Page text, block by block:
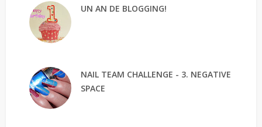
UN AN DE BLOGGING!
NAIL TEAM CHALLENGE - 3. NEGATIVE
SPACE